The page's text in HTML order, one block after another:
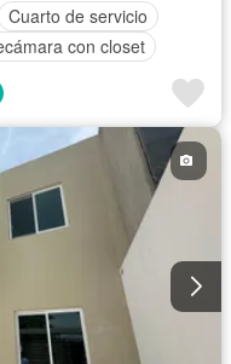
Cuarto de servicio
con closet